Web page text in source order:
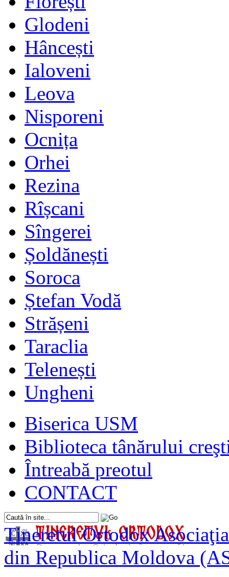
Glodeni
Hâncești
Ialoveni
Leova
Nisporeni
Ocnița
Orhei
Rezina
Rîșcani
Sîngerei
Șoldănești
Soroca
Ștefan Vodă
Strășeni
Taraclia
Telenești
Ungheni
Biserica USM
Biblioteca tânărului
Întreabă preotul
CONTACT
Tineretul Ortodox
din Republica Moldova